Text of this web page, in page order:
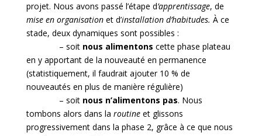
projet. Nous avons passé l’étape d’apprentissage, de
mise en organisationet d’installation d’habitudes. À ce
stade, deux dynamiques sont possibles :
– soit nous alimentons cette phase plateau
en y apportant de la nouveauté en permanence
(statistiquement, il faudrait ajouter 10 % de
nouveautés en plus de manière régulière)
– soit nous n’alimentons pas. Nous
tombons alors dans la routineet glissons
progressivement dans la phase 2, grâce à ce que nous